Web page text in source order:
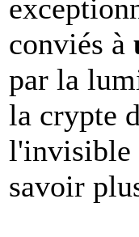
conviés à
par la
la crypte
l'invisible
savoir